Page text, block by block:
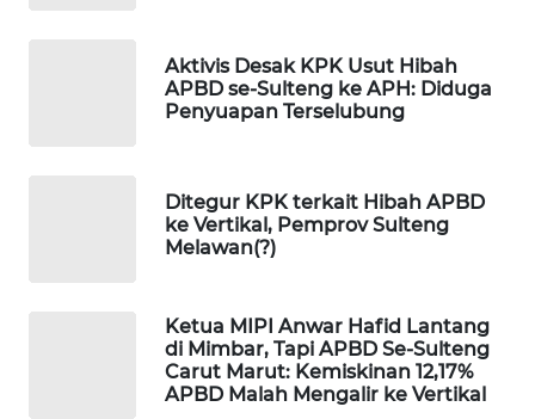
Aktivis Desak KPK Usut Hibah
APBD se-Sulteng ke APH: Diduga
Penyuapan Terselubung
Ditegur KPK terkait Hibah APBD
ke Vertikal, Pemprov Sulteng
Melawan(?)
Ketua MIPI Anwar Hafid Lantang
di Mimbar, Tapi APBD Se-Sulteng
Carut Marut: Kemiskinan 12,17%
APBD Malah Mengalir ke Vertikal